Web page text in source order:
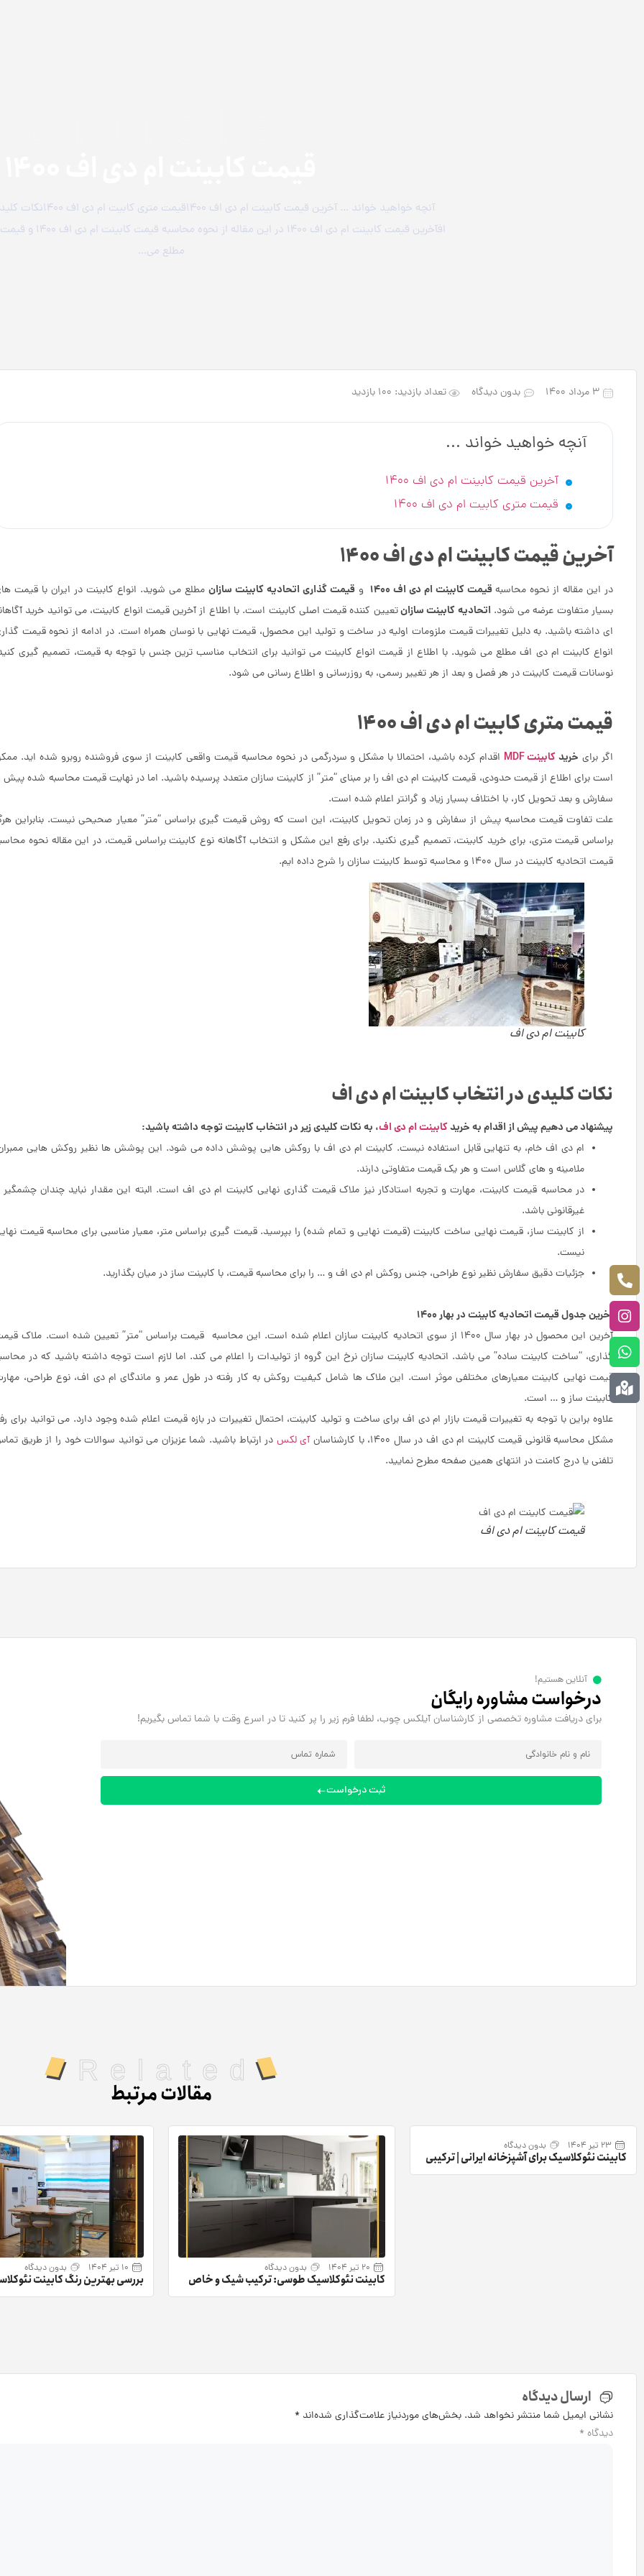
آنچه خواهید خواند … آخرین
افآخرین قیمت کابینت
مطلع می…
۳ مرداد ۱۴۰۰ بدون دیدگاه تعداد بازدید: 100 بازدید
آنچه خواهید خواند ...
آخرین قیمت کابینت ام دی اف 1400
قیمت متری کابیت ام دی اف 1400
آخرین قیمت کابینت ام دی اف 1400
در این مقاله از نحوه محاسبهقیمت کابینت ام دی اف 1400 و قیمت گذاری اتحادیه کابینت سازانمطلع می شوید. انواع کابینت در ایران با قیمت
بسیار متفاوت عرضه می شود.اتحادیه کابینت سازانتعیین کننده قیمت اصلی کابینت است. با اطلاع از آخرین قیمت انواع کابینت، می توانید خرید
ای داشته باشید. به دلیل تغییرات قیمت ملزومات اولیه در ساخت و تولید این محصول، قیمت نهایی با نوسان همراه است. در ادامه از نحوه قیمت
انواع کابینت ام دی اف مطلع می شوید. با اطلاع از قیمت انواع کابینت می توانید برای انتخاب مناسب ترین جنس با توجه به قیمت، تصمیم گیری
نوسانات قیمت کابینت در هر فصل و بعد از هر تغییر رسمی، به روزرسانی و اطلاع رسانی می شود.
قیمت متری کابیت ام دی اف 1400
اگر برای خریدکابینت MDF
اقدام کرده باشید، احتمالا با مشکل و سردرگمی در نحوه محاسبه قیمت واقعی کابینت از سوی فروشنده روبرو شده اید.
است برای اطلاع از قیمت حدودی، قیمت کابینت ام دی اف را بر مبنای “متر” از کابینت سازان متعدد پرسیده باشید. اما در نهایت قیمت محاسبه شده پیش
سفارش و بعد تحویل کار، با اختلاف بسیار زیاد و گرانتر اعلام شده است.
علت تفاوت قیمت محاسبه پیش از سفارش و در زمان تحویل کابینت، این است که روش قیمت گیری براساس “متر” معیار صحیحی نیست. بنابراین
براساس قیمت متری، برای خرید کابینت، تصمیم گیری نکنید. برای رفع این مشکل و انتخاب آگاهانه نوع کابینت براساس قیمت، در این مقاله نحوه
قیمت اتحادیه کابینت در سال 1400 و محاسبه توسط کابینت سازان را شرح داده ایم.
کابینت ام دی اف
نکات کلیدی در انتخاب کابینت ام دی اف
پیشنهاد می دهیم پیش از اقدام به خریدکابینت ام دی اف، به نکات کلیدی زیر در انتخاب کابینت توجه داشته باشید:
ام دی اف خام، به تنهایی قابل استفاده نیست. کابینت ام دی اف با روکش هایی پوشش داده می شود. این پوشش ها نظیر روکش هایی
ملامینه و های گلاس است و هر یک قیمت متفاوتی دارند.
در محاسبه قیمت کابینت، مهارت و تجربه استادکار نیز ملاک قیمت گذاری نهایی کابینت ام دی اف است. البته این مقدار نباید چندان چشمگیر
غیرقانونی باشد.
از کابینت ساز، قیمت نهایی ساخت کابینت (قیمت نهایی و تمام شده) را بپرسید. قیمت گیری براساس متر، معیار مناسبی برای محاسبه قیمت
نیست.
جزئیات دقیق سفارش نظیر نوع طراحی، جنس روکش ام دی اف و … را برای محاسبه قیمت، با کابینت ساز در میان بگذارید.
آخرین جدول قیمت اتحادیه کابینت در بهار 1400
آخرین این محصول در بهار سال 1400 از سوی اتحادیه کابینت سازان اعلام شده است. این محاسبه قیمت براساس “متر” تعیین شده است. ملاک
گذاری، “ساخت کابینت ساده” می باشد. اتحادیه کابینت سازان نرخ این گروه از تولیدات را اعلام می کند. اما لازم است توجه داشته باشید که در
قیمت نهایی کابینت معیارهای مختلفی موثر است. این ملاک ها شامل کیفیت روکش به کار رفته در طول عمر و ماندگای ام دی اف، نوع طراحی،
کابینت ساز و … است.
علاوه براین با توجه به تغییرات قیمت بازار ام دی اف برای ساخت و تولید کابینت، احتمال تغییرات در بازه قیمت اعلام شده وجود دارد. می توانید برای
مشکل محاسبه قانونی قیمت کابینت ام دی اف در سال 1400، با کارشناسان
آی لکس در ارتباط باشید. شما عزیزان می توانید سوالات خود را از طریق
تلفنی یا درج کامنت در انتهای همین صفحه مطرح نمایید.
قیمت کابینت ام دی اف
آنلاین هستیم!
درخواست مشاوره رایگان
برای دریافت مشاوره تخصصی از کارشناسان آیلکس چوب، لطفا فرم زیر را پر کنید تا در اسرع وقت با شما تماس بگیریم!
ثبت درخواست
Related
مقالات مرتبط
23 تیر 1404 بدون دیدگاه
کابینت نئوکلاسیک برای آشپزخانه ایرانی | ترکیبی
از اصالت، زیبایی و کارایی
20 تیر 1404 بدون دیدگاه
کابینت نئوکلاسیک طوسی: ترکیب شیک و خاص
برای آشپزخانه مدرن ۱۴۰۴
10 تیر 1404 بدون دیدگاه
بررسی بهترین رنگ کابینت
انتخاب لوکس‌ترین رنگ‌ها
ارسال دیدگاه
نشانی ایمیل شما منتشر نخواهد شد. بخش‌های موردنیاز علامت‌گذاری شده‌اند *
دیدگاه *